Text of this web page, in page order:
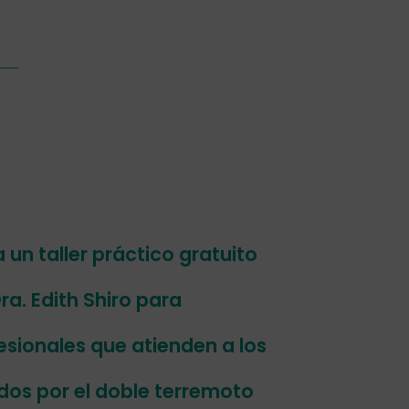
un taller práctico gratuito
Edith Shiro para
que atienden a los
por el doble terremoto